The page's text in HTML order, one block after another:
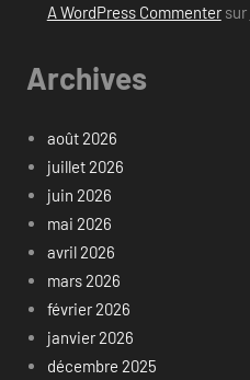
A WordPress Commentersur
Archives
août 2026
juillet 2026
juin 2026
mai 2026
avril 2026
mars 2026
février 2026
janvier 2026
décembre 2025